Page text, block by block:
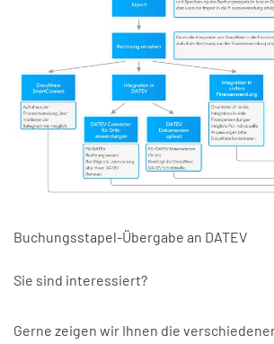
Buchungsstapel-Übergabe an DATEV
Sie sind interessiert?
Gerne zeigen wir Ihnen die